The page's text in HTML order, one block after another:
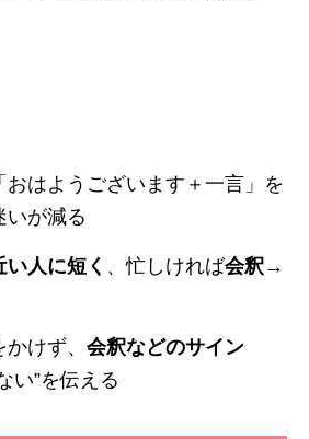
おはようございます＋一言」を
いが減る
い人に短く 、忙しければ会釈→
けず、 会釈などのサイン
い”を伝える